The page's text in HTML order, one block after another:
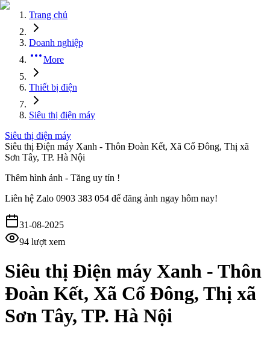
Trang chủ
Doanh nghiệp
More
Thiết bị điện
Siêu thị điện máy
Siêu thị điện máy
Siêu thị Điện máy Xanh - Thôn Đoàn Kết, Xã Cổ Đông, Thị xã
Sơn Tây, TP. Hà Nội
Thêm hình ảnh - Tăng uy tín !
Liên hệ Zalo 0903 383 054 để đăng ảnh ngay hôm nay!
31-08-2025
94 lượt xem
Siêu thị Điện máy Xanh - Thôn
Đoàn Kết, Xã Cổ Đông, Thị xã
Sơn Tây, TP. Hà Nội